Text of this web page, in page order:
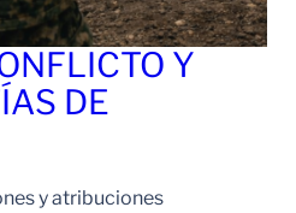
Y
DE
y atribuciones